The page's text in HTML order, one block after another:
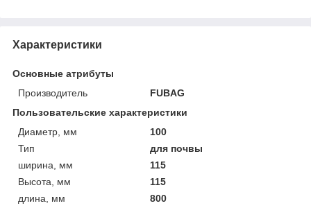
Характеристики
Основные атрибуты
Производитель
FUBAG
Пользовательские характеристики
Диаметр, мм
100
Тип
для почвы
ширина, мм
115
Высота, мм
115
длина, мм
800